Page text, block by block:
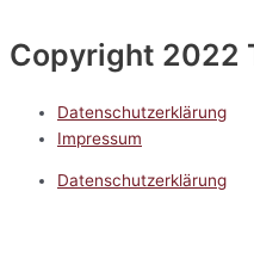
Copyright 2022
Datenschutzerklärung
Impressum
Datenschutzerklärung